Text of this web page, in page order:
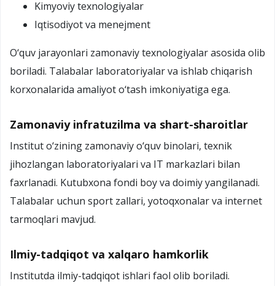
Kimyoviy texnologiyalar
Iqtisodiyot va menejment
O‘quv jarayonlari zamonaviy texnologiyalar asosida olib
boriladi. Talabalar laboratoriyalar va ishlab chiqarish
korxonalarida amaliyot o‘tash imkoniyatiga ega.
Zamonaviy infratuzilma va shart-sharoitlar
Institut o‘zining zamonaviy o‘quv binolari, texnik
jihozlangan laboratoriyalari va IT markazlari bilan
faxrlanadi. Kutubxona fondi boy va doimiy yangilanadi.
Talabalar uchun sport zallari, yotoqxonalar va internet
tarmoqlari mavjud.
Ilmiy-tadqiqot va xalqaro hamkorlik
Institutda ilmiy-tadqiqot ishlari faol olib boriladi.